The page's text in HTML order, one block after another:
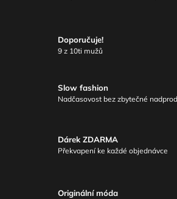
Doporučuje!
9 z 10ti mužů
Slow fashion
Nadčasovost bez zbytečné
Dárek ZDARMA
Překvapení ke každé objednávce
Originální móda